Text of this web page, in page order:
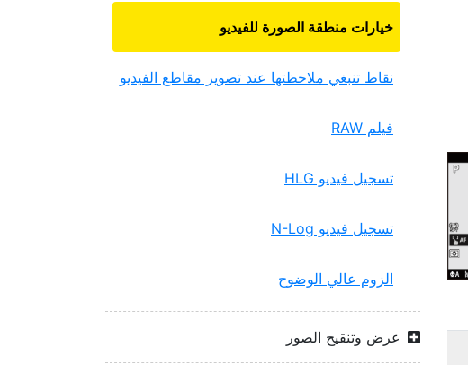
خيارات منطقة الصورة للفيديو
نقاط تنبغي ملاحظتها عند تصوير مقاطع الفيديو
فيلم RAW‏
تسجيل فيديو HLG‏
تسجيل فيديو N-Log‏
الزوم عالي الوضوح
عرض وتنقيح الصور